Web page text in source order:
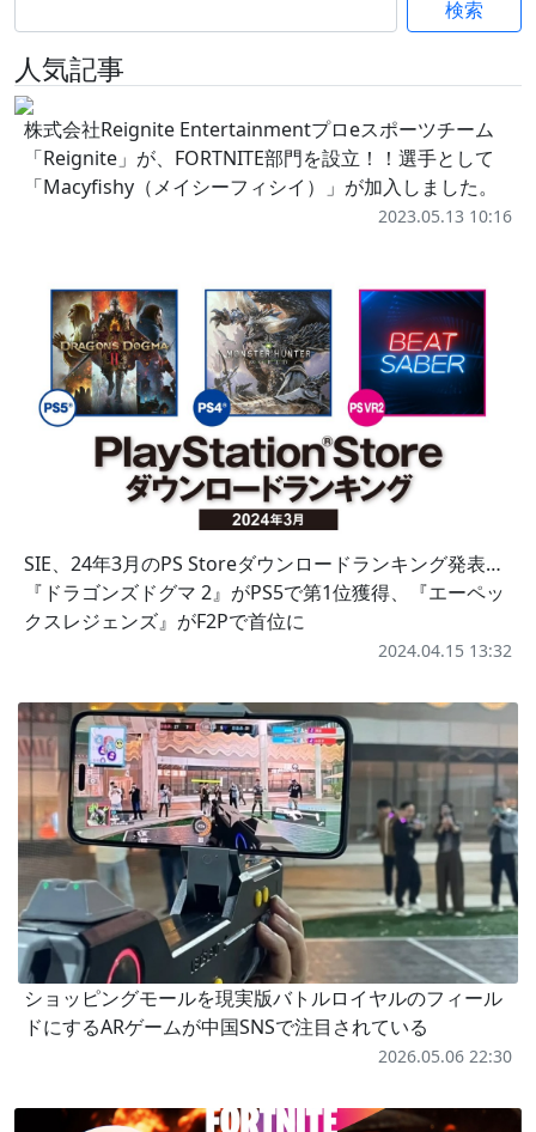
検索
人気記事
株式会社Reignite Entertainmentプロeスポーツチーム
「Reignite」が、FORTNITE部門を設立！！選手として
「Macyfishy（メイシーフィシイ）」が加入しました。
2023.05.13 10:16
SIE、24年3月のPS Storeダウンロードランキング発表…
『ドラゴンズドグマ 2』がPS5で第1位獲得、『エーペッ
クスレジェンズ』がF2Pで首位に
2024.04.15 13:32
ショッピングモールを現実版バトルロイヤルのフィール
ドにするARゲームが中国SNSで注目されている
2026.05.06 22:30